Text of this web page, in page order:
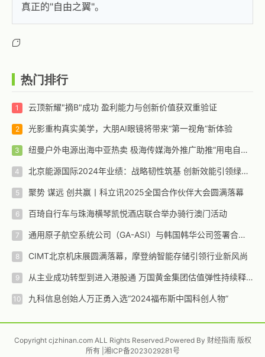
真正的"自由之翼"。
热门排行
云顶新耀"摘B"成功 盈利能力与创新价值获双重验证
光影重构真实美学，大朋AI眼镜将带来“第一视角”新体验
纽曼户外电源出海中亚热卖 极海传媒海外推广助推“用电自由梦”
北京能源国际2024年业绩：战略韧性筑基 创新效能引领绿色增长新范式
聚势 谋远 创共赢丨科立讯2025全国合作伙伴大会圆满落幕
百琦自行车与珠海横琴凯悦酒店联合举办骑行澳门活动​
通用原子航空系统公司（GA-ASI）与韩国韩华公司签署合作协议
CIMT北京机床展圆满落幕，摩登纳智能存储引领行业新风尚
从主业成功转型到进入港股通 万国黄金集团估值弹性持续释放
九科信息创始人万正勇入选“2024福布斯中国科创人物”
Copyright cjzhinan.com ALL Rights Reserved.Powered By 财经指南 版权
所有 | 湘ICP备2023029281号